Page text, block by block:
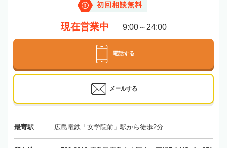
初回相談無料
現在営業中 9:00～24:00
電話する
メールする
最寄駅 広島電鉄「女学院前」駅から徒歩2分